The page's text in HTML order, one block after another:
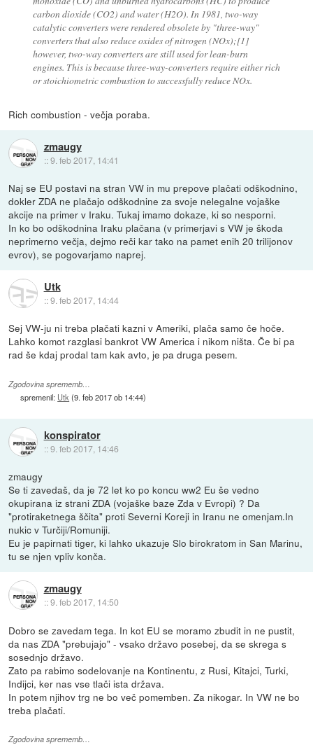
carbon dioxide (CO2) and water (H2O). In 1981, two-way
catalytic converters were rendered obsolete by "three-way"
converters that also reduce oxides of nitrogen (NOx);[1]
however, two-way converters are still used for lean-burn
engines. This is because three-way-converters require either rich
or stoichiometric combustion to successfully reduce NOx.
Rich combustion - večja poraba.
zmaugy
::9. feb 2017, 14:41
Naj se EU postavi na stran VW in mu prepove plačati odškodnino,
dokler ZDA ne plačajo odškodnine za svoje nelegalne vojaške
akcije na primer v Iraku. Tukaj imamo dokaze, ki so nesporni.
In ko bo odškodnina Iraku plačana (v primerjavi s VW je škoda
neprimerno večja, dejmo reči kar tako na pamet enih 20 trilijonov
evrov), se pogovarjamo naprej.
Utk
::9. feb 2017, 14:44
Sej VW-ju ni treba plačati kazni v Ameriki, plača samo če hoče.
Lahko komot razglasi bankrot VW America i nikom ništa. Če bi pa
rad še kdaj prodal tam kak avto, je pa druga pesem.
Zgodovina sprememb…
spremenil: Utk (9. feb 2017 ob 14:44)
konspirator
::9. feb 2017, 14:46
zmaugy
Se ti zavedaš, da je 72 let ko po koncu ww2 Eu še vedno
okupirana iz strani ZDA (vojaške baze Zda v Evropi) ? Da
"protiraketnega ščita" proti Severni Koreji in Iranu ne omenjam.In
nukic v Turčiji/Romuniji.
Eu je papirnati tiger, ki lahko ukazuje Slo birokratom in San Marinu,
tu se njen vpliv konča.
zmaugy
::9. feb 2017, 14:50
Dobro se zavedam tega. In kot EU se moramo zbudit in ne pustit,
da nas ZDA "prebujajo" - vsako državo posebej, da se skrega s
sosednjo državo.
Zato pa rabimo sodelovanje na Kontinentu, z Rusi, Kitajci, Turki,
Indijci, ker nas vse tlači ista država.
In potem njihov trg ne bo več pomemben. Za nikogar. In VW ne bo
treba plačati.
Zgodovina sprememb…